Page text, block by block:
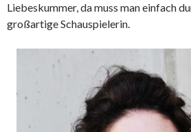
Liebeskummer, da muss man einfach
großartige Schauspielerin.